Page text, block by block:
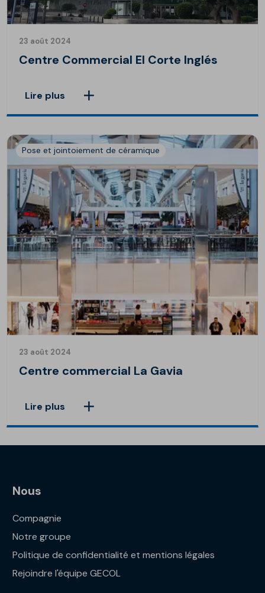
23 août 2024
Centre Commercial El Corte Inglés
Lire plus
Pose et jointoiement de céramique
23 août 2024
Centre commercial La Gavia
Lire plus
Nous
Compagnie
Notre groupe
Politique de confidentialité et mentions légales
Rejoindre l'équipe GECOL